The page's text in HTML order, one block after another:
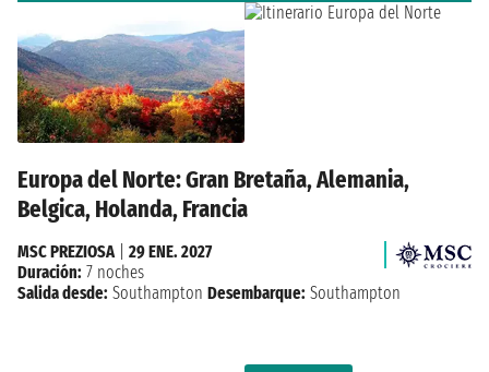
Europa del Norte: Gran Bretaña, Alemania,
Belgica, Holanda, Francia
MSC PREZIOSA| 29 ENE. 2027
Duración: 7 noches
Salida desde: Southampton Desembarque: Southampton